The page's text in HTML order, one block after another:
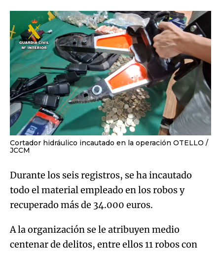
Cortador hidráulico incautado en la operación OTELLO
JCCM
Durante los seis registros, se ha incautado
todo el material empleado en los robos y
recuperado más de 34.000 euros.
A la organización se le atribuyen medio
centenar de delitos, entre ellos 11 robos con